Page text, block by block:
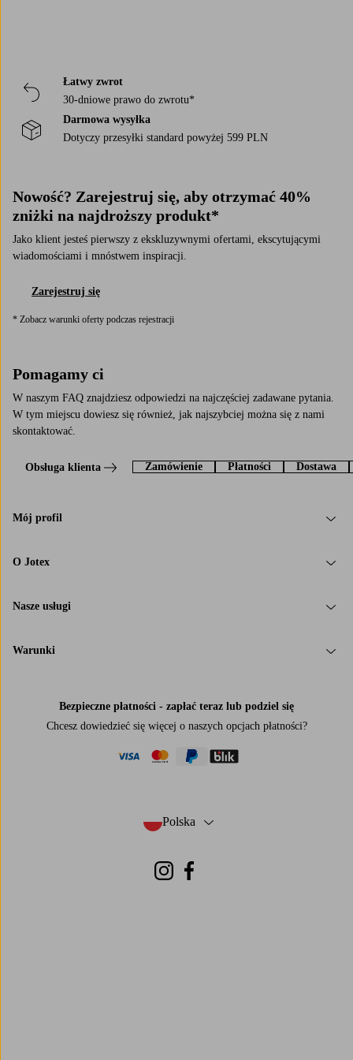
Łatwy zwrot
30-dniowe prawo do zwrotu*
Darmowa wysyłka
Dotyczy przesyłki standard powyżej 599 PLN
Nowość? Zarejestruj się, aby otrzymać 40%
zniżki na najdroższy produkt*
Jako klient jesteś pierwszy z ekskluzywnymi ofertami, ekscytującymi
wiadomościami i mnóstwem inspiracji.
Zarejestruj się
* Zobacz warunki oferty podczas rejestracji
Pomagamy ci
W naszym FAQ znajdziesz odpowiedzi na najczęściej zadawane pytania.
W tym miejscu dowiesz się również, jak najszybciej można się z nami
skontaktować.
Obsługa klienta Zamówienie Płatności Dostawa
Mój profil
O Jotex
Nasze usługi
Warunki
Bezpieczne płatności - zapłać teraz lub podziel się
Chcesz dowiedzieć się więcej o naszych opcjach płatności?
Polska
- Wybierz kraj